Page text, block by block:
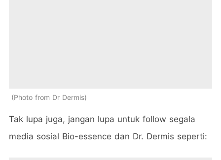
Photo from Dr Dermis
Tak lupa juga, jangan lupa untuk follow segala
media sosial Bio-essence dan Dr. Dermis seperti: